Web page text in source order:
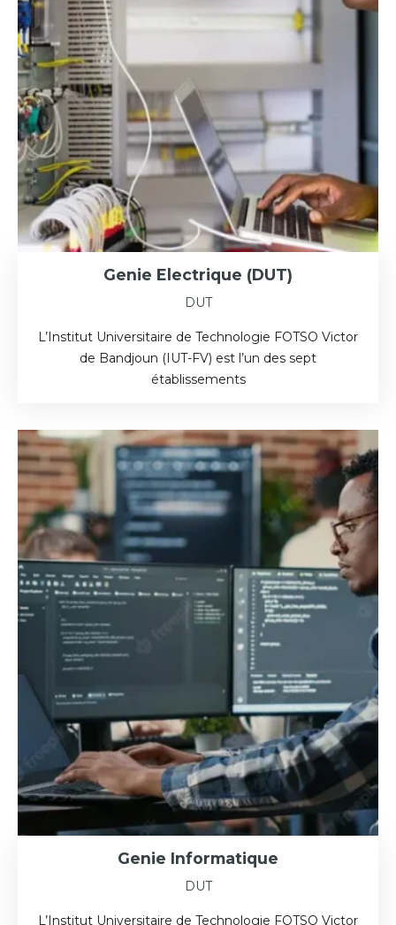
Genie Electrique (DUT)
DUT
L’Institut Universitaire de Technologie FOTSO Victor
de Bandjoun (IUT-FV) est l’un des sept
établissements
Genie Informatique
DUT
L’Institut Universitaire de Technologie FOTSO Victor